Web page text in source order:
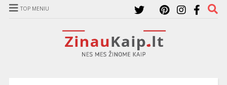
TOP MENIU